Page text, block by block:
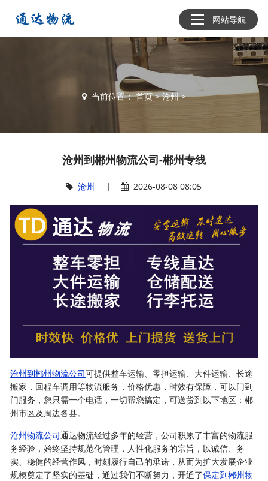
网站导航
当前位置：首页>沧州>
沧州到郴州物流公司-郴州专线
沧州 | 2026-08-08 08:05
沧州到郴州物流公司可提供整车运输、零担运输、大件运输、长途
搬家，回程车调用等物流服务，价格优惠，时效有保障，可以门到
门服务，您只需一个电话，一切帮您搞定，可送货到以下地区：郴
州市区及周边各县。
沧州物流公司通达物流经过多年的经营，公司积累了丰富的物流服
务经验，始终坚持规范化管理，人性化服务的宗旨，以诚信、务
实、稳健的经营作风，时刻履行自己的承诺，从而为扩大发展企业
规模奠定了坚实的基础，通过我们不断努力，开通了保定到郴州物